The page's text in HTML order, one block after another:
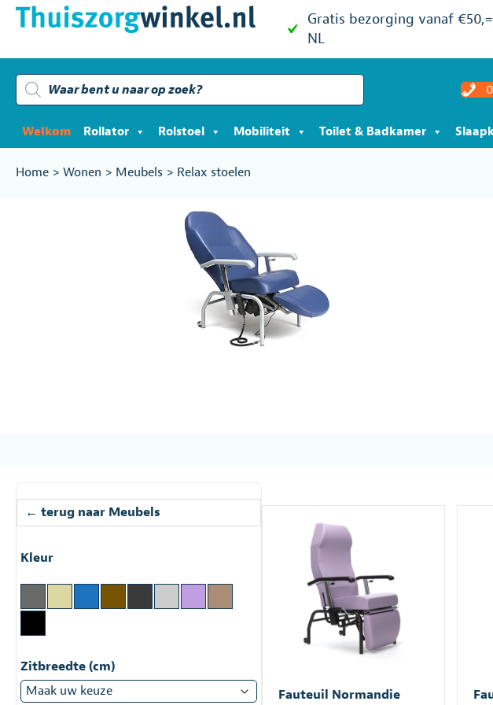
Gratis bezorging vanaf
NL
Producten
zoeken
Welkom Rollator Rolstoel Mobiliteit Toilet & Badkamer
Home > Wonen > Meubels > Relax stoelen
← terug naar Meubels
Kleur
Zitbreedte (cm)
Fauteuil Normandie